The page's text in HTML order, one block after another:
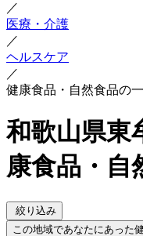
／
医療・介護
／
ヘルスケア
／
健康食品・自然食品の
和歌山県東
康食品・自
絞り込み
この地域であなたにあった